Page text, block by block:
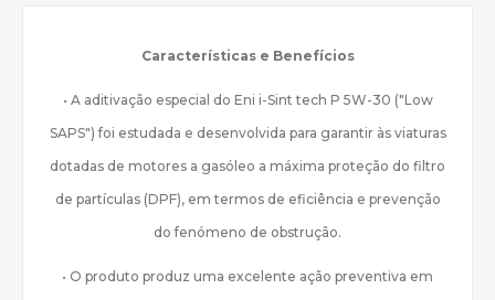
Características e Benefícios
• A aditivação especial do Eni i-Sint tech P 5W-30 ("Low
SAPS") foi estudada e desenvolvida para garantir às viaturas
dotadas de motores a gasóleo a máxima proteção do filtro
de partículas (DPF), em termos de eficiência e prevenção
do fenómeno de obstrução.
• O produto produz uma excelente ação preventiva em